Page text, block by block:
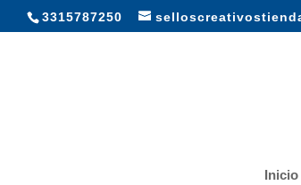
3315787250
Inicio